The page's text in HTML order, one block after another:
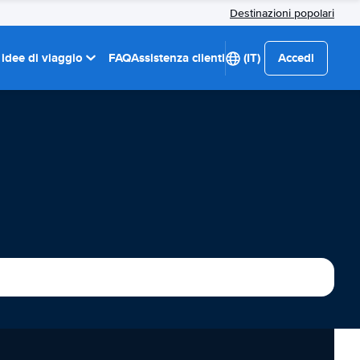
Destinazioni popolari
di viaggio FAQAssistenza clienti (IT) Accedi